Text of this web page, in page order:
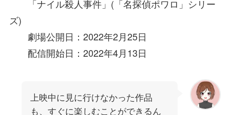
「ナイル殺人事件」(「名探偵ポワロ」シリー
ズ)
劇場公開日：2022年2月25日
配信開始日：2022年4月13日
上映中に見に行けなかった作品
も、すぐに楽しむことができるん